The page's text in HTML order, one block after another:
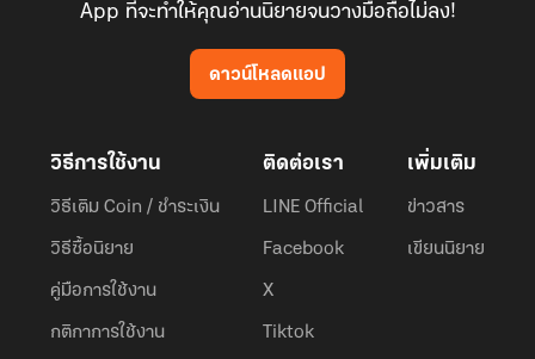
App ที่จะทำให้คุณอ่านนิยายจนวางมือถือไม่ลง!
ดาวน์โหลดแอป
วิธีการใช้งาน
วิธีเติม Coin / ชำระเงิน
วิธีซื้อนิยาย
คู่มือการใช้งาน
กติกาการใช้งาน
ติดต่อเรา
LINE Official
Facebook
X
Tiktok
เพิ่มเติม
ข่าวสาร
เขียนนิยาย